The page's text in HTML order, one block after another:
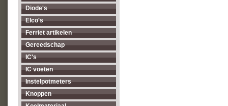
Diode's
Elco's
Ferriet artikelen
Gereedschap
IC's
IC voeten
Instelpotmeters
Knoppen